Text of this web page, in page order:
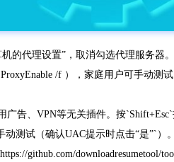
代理设置”，取消勾选代理服务器
ProxyEnable /f ），家庭用户可手动
广告、VPN等无关插件。按
动测试（确认UAC提示时点击“是”`）。
github.com/